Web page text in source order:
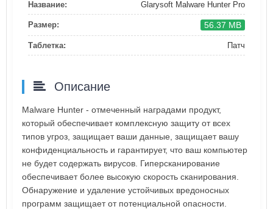
Название: Glarysoft Malware Hunter Pro
Размер: 56.37 MB
Таблетка: Патч
Описание
Malware Hunter - отмеченный наградами продукт,
который обеспечивает комплексную защиту от всех
типов угроз, защищает ваши данные, защищает вашу
конфиденциальность и гарантирует, что ваш компьютер
не будет содержать вирусов. Гиперсканирование
обеспечивает более высокую скорость сканирования.
Обнаружение и удаление устойчивых вредоносных
программ защищает от потенциальной опасности.